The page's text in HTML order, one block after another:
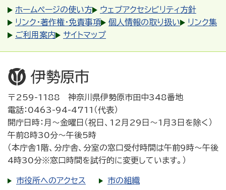
ホームページの使い方
ウェブアクセシビリティ方針
リンク・著作権・免責事項
個人情報の取り扱い
リンク集
ご利用案内
サイトマップ
〒259-1188 神奈川県伊勢原市田中348番地
電話：0463-94-4711（代表）
開庁日時：月～金曜日（祝日、12月29日～1月3日を除く）
午前8時30分～午後5時
（本庁舎1階、分庁舎、分室の窓口受付時間は午前9時～午後
4時30分※窓口時間を試行的に変更しています。）
市役所へのアクセス 市の組織